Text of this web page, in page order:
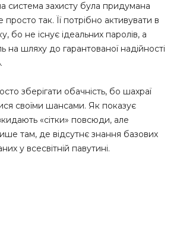
система захисту була придумана
так. Її потрібно активувати в
бо не існує ідеальних паролів, а
шляху до гарантованої надійності
зберігати обачність, бо шахраї
своїми шансами. Як показує
«сітки» повсюди, але
там, де відсутнє знання базових
у всесвітній павутині.